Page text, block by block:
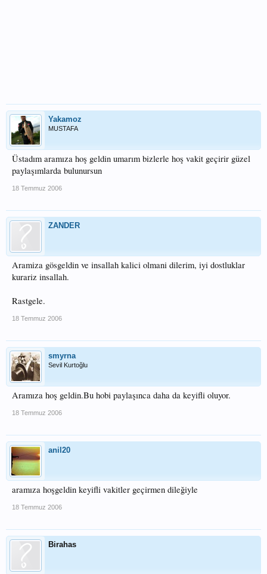
Yakamoz
MUSTAFA
Üstadım aramıza hoş geldin umarım bizlerle hoş vakit geçirir güzel
paylaşımlarda bulunursun
18 Temmuz 2006
ZANDER
Aramiza gösgeldin ve insallah kalici olmani dilerim, iyi dostluklar
kurariz insallah.
Rastgele.
18 Temmuz 2006
smyrna
Sevil Kurtoğlu
Aramıza hoş geldin.Bu hobi paylaşınca daha da keyifli oluyor.
18 Temmuz 2006
anil20
aramıza hoşgeldin keyifli vakitler geçirmen dileğiyle
18 Temmuz 2006
Birahas